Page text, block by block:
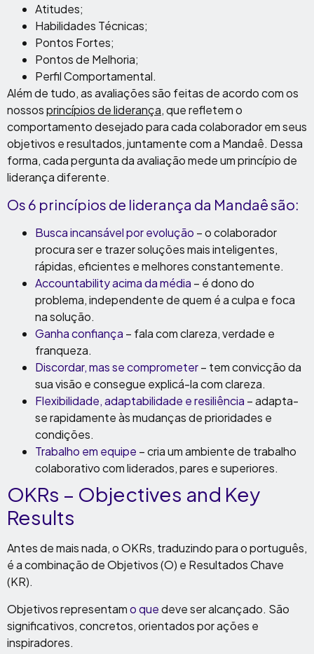
Atitudes;
Habilidades Técnicas;
Pontos Fortes;
Pontos de Melhoria;
Perfil Comportamental.
Além de tudo, as avaliações são feitas de acordo com os
nossosprincípios de liderança, que refletem o
comportamento desejado para cada colaborador em seus
objetivos e resultados, juntamente com a Mandaê. Dessa
forma, cada pergunta da avaliação mede um princípio de
liderança diferente.
Os 6 princípios de liderança da Mandaê são:
Busca incansável por evolução – o colaborador
procura ser e trazer soluções mais inteligentes,
rápidas, eficientes e melhores constantemente.
Accountability acima da média – é dono do
problema, independente de quem é a culpa e foca
na solução.
Ganha confiança – fala com clareza, verdade e
franqueza.
Discordar, mas se comprometer– tem convicção da
sua visão e consegue explicá-la com clareza.
Flexibilidade, adaptabilidade e resiliência – adapta-
se rapidamente às mudanças de prioridades e
condições.
Trabalho em equipe – cria um ambiente de trabalho
colaborativo com liderados, pares e superiores.
OKRs – Objectives and Key
Results
Antes de mais nada, o OKRs, traduzindo para o português,
é a combinação de Objetivos (O) e Resultados Chave
(KR).
Objetivos representamo quedeve ser alcançado. São
significativos, concretos, orientados por ações e
inspiradores.